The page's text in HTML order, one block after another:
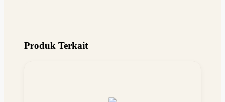
Produk Terkait